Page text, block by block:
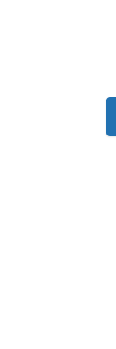
Subscription